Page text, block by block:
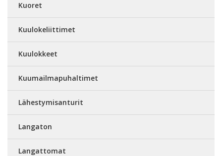
Kuoret
Kuulokeliittimet
Kuulokkeet
Kuumailmapuhaltimet
Lähestymisanturit
Langaton
Langattomat